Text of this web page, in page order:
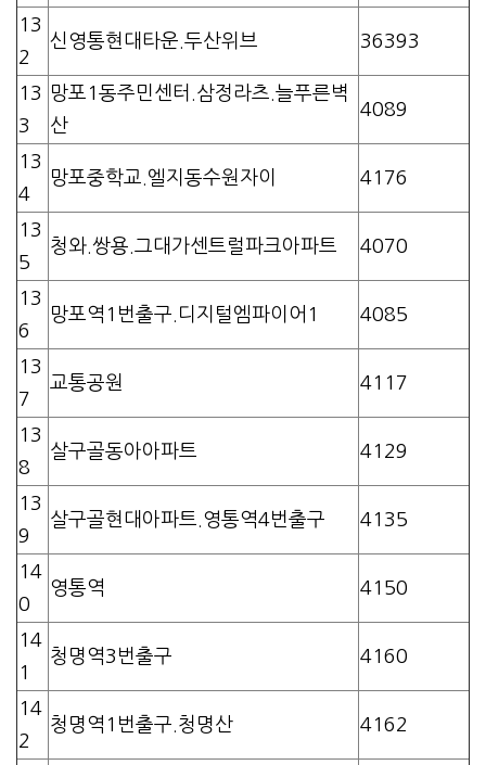
13
2
신영통현대타운.두산위브 36393
13
3
망포1동주민센터.삼정라츠.늘푸른벽
산
4089
13
4
망포중학교.엘지동수원자이 4176
13
5
청와.쌍용.그대가센트럴파크아파트 4070
13
6
망포역1번출구.디지털엠파이어1 4085
13
7
교통공원 4117
13
8
살구골동아아파트 4129
13
9
살구골현대아파트.영통역4번출구 4135
14
0
영통역 4150
14
1
청명역3번출구 4160
14
2
청명역1번출구.청명산 4162